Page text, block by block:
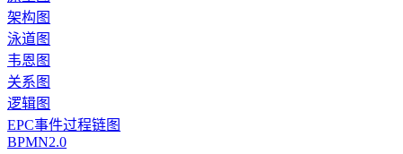
架构图
泳道图
韦恩图
关系图
逻辑图
EPC事件过程链图
BPMN2.0